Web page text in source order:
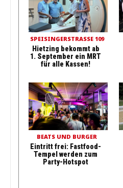
SPEISINGERSTRASSE 109
Hietzing bekommt ab
1. September ein MRT
für alle Kassen!
BEATS UND BURGER
Eintritt frei: Fastfood-
Tempel werden zum
Party-Hotspot